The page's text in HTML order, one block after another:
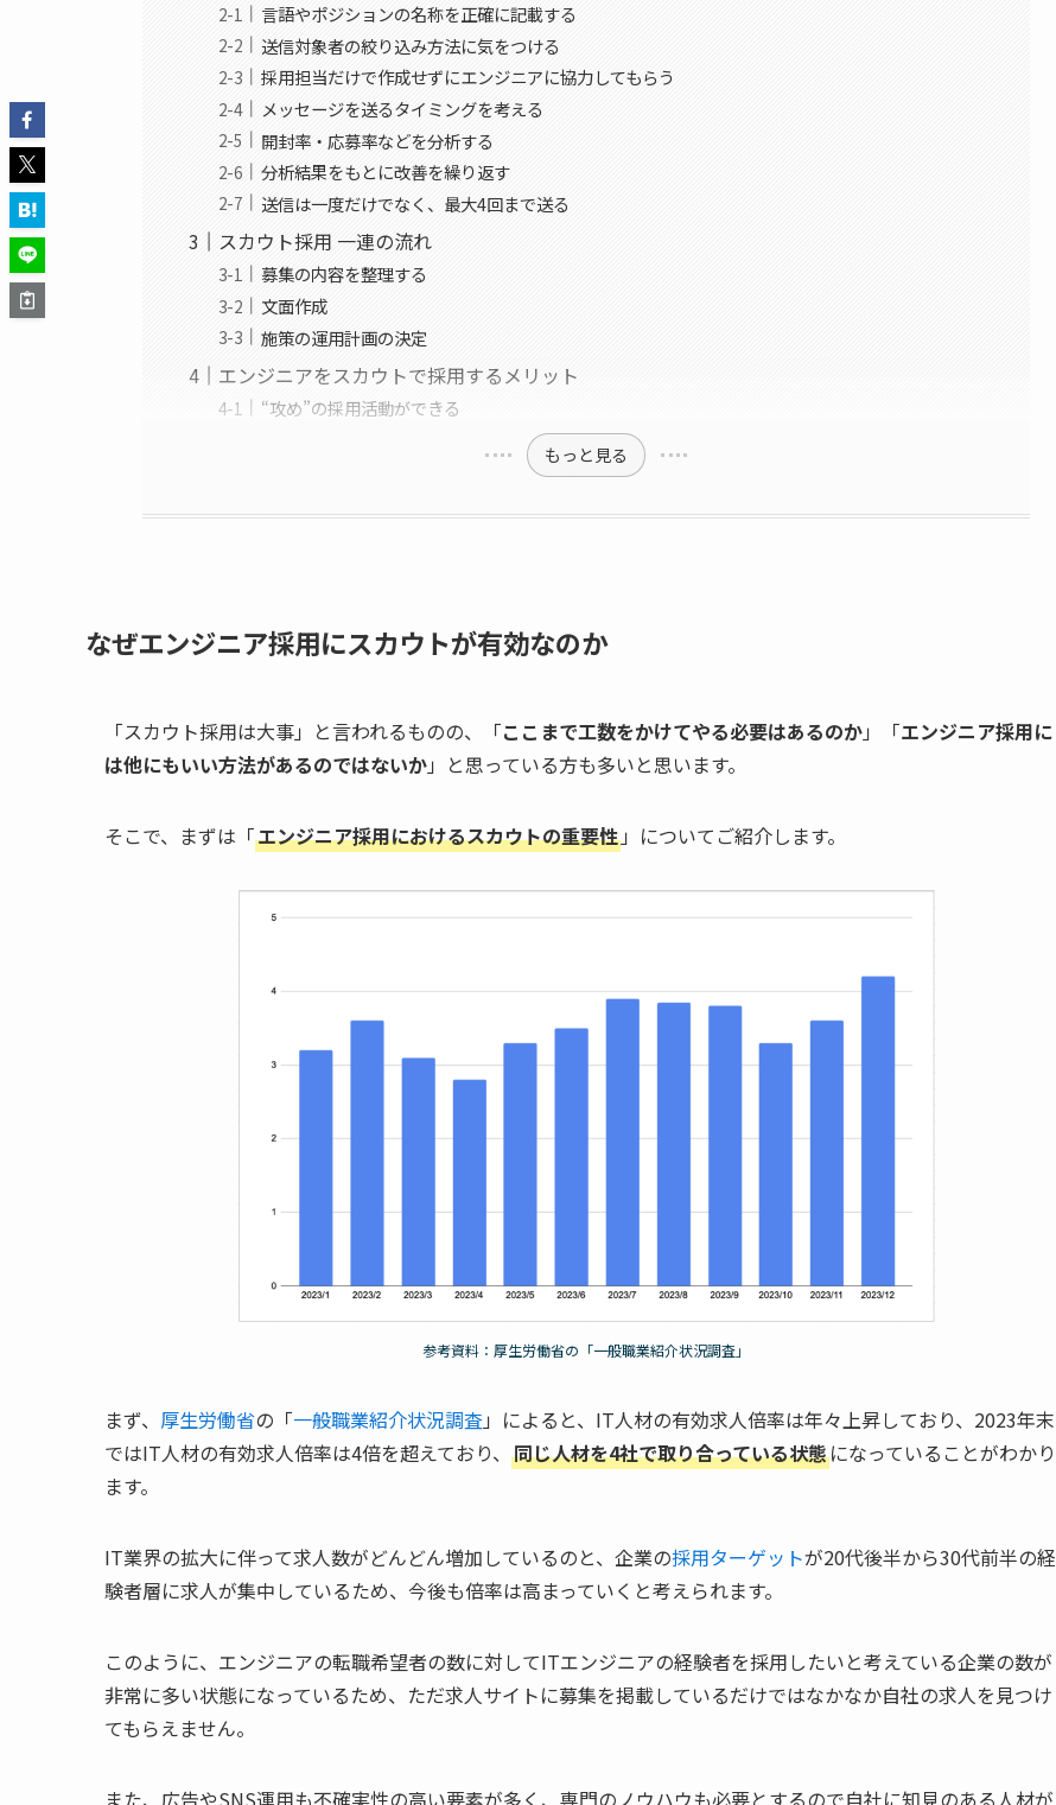
言語やポジションの名称を正確に記載する
送信対象者の絞り込み方法に気をつける
採用担当だけで作成せずにエンジニアに協力してもらう
メッセージを送るタイミングを考える
開封率・応募率などを分析する
分析結果をもとに改善を繰り返す
送信は一度だけでなく、最大4回まで送る
スカウト採用 一連の流れ
募集の内容を整理する
文面作成
施策の運用計画の決定
エンジニアをスカウトで採用するメリット
“攻め”の採用活動ができる
もっと見る
なぜエンジニア採用にスカウトが有効なのか
「スカウト採用は大事」と言われるものの、「ここまで工数をかけてやる必要はあるのか」「エンジニア採用に
は他にもいい方法があるのではないか」と思っている方も多いと思います。
そこで、まずは「エンジニア採用におけるスカウトの重要性 」についてご紹介します。
参考資料：厚生労働省の「一般職業紹介状況調査」
まず、 厚生労働省の「一般職業紹介状況調査」によると、IT人材の有効求人倍率は年々上昇しており、2023年末
ではIT人材の有効求人倍率は4倍を超えており、 同じ人材を4社で取り合っている状態になっていることがわかり
ます。
IT業界の拡大に伴って求人数がどんどん増加しているのと、企業の採用ターゲットが20代後半から30代前半の経
験者層に求人が集中しているため、今後も倍率は高まっていくと考えられます。
このように、エンジニアの転職希望者の数に対してITエンジニアの経験者を採用したいと考えている企業の数が
非常に多い状態になっているため、ただ求人サイトに募集を掲載しているだけではなかなか自社の求人を見つけ
てもらえません。
また、広告やSNS運用も不確実性の高い要素が多く、専門のノウハウも必要とするので自社に知見のある人材が